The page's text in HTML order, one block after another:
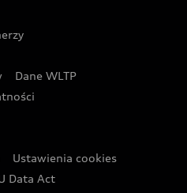
Audi
w Warszawie
Narciarskich w
Dane WLTP
Ustawienia cookies
Data Act